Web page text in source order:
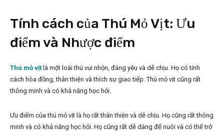
Tính cách của Thú Mỏ Vịt: Ưu
điểm và Nhược điểm
Thú mỏ vịt là một loài thú vui nhộn, đáng yêu và dễ chịu. Họ có tính
cách hòa đồng, thân thiện và thích sự giao tiếp. Thú mỏ vịt cũng rất
thông minh và có khả năng học hỏi.
Ưu điểm của thú mỏ vịt là họ rất thân thiện và dễ chịu. Họ cũng rất thông
minh và có khả năng học hỏi. Họ cũng rất dễ dàng để nuôi và có thể trở